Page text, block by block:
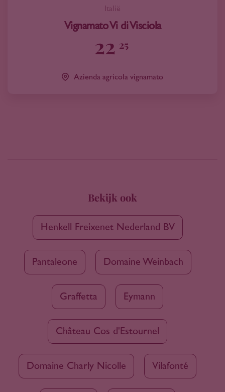
Italië
Vignamato Vi di Visciola
22 25
Azienda agricola vignamato
Bekijk ook
Henkell Freixenet Nederland BV
Pantaleone Domaine Weinbach
Graffetta Eymann
Château Cos d'Estournel
Domaine Charly Nicolle Vilafonté